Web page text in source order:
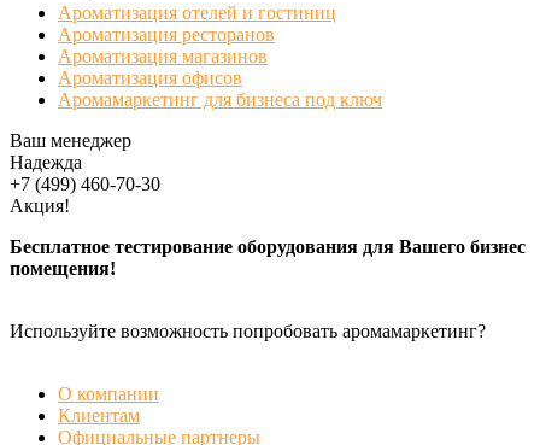
Ароматизация отелей и гостиниц
Ароматизация ресторанов
Ароматизация магазинов
Ароматизация офисов
Аромамаркетинг для бизнеса под ключ
Ваш менеджер
Надежда
+7 (499) 460-70-30
Акция!
Бесплатное тестирование оборудования для Вашего бизнес
помещения!
Используйте возможность попробовать аромамаркетинг?
О компании
Клиентам
Официальные партнеры